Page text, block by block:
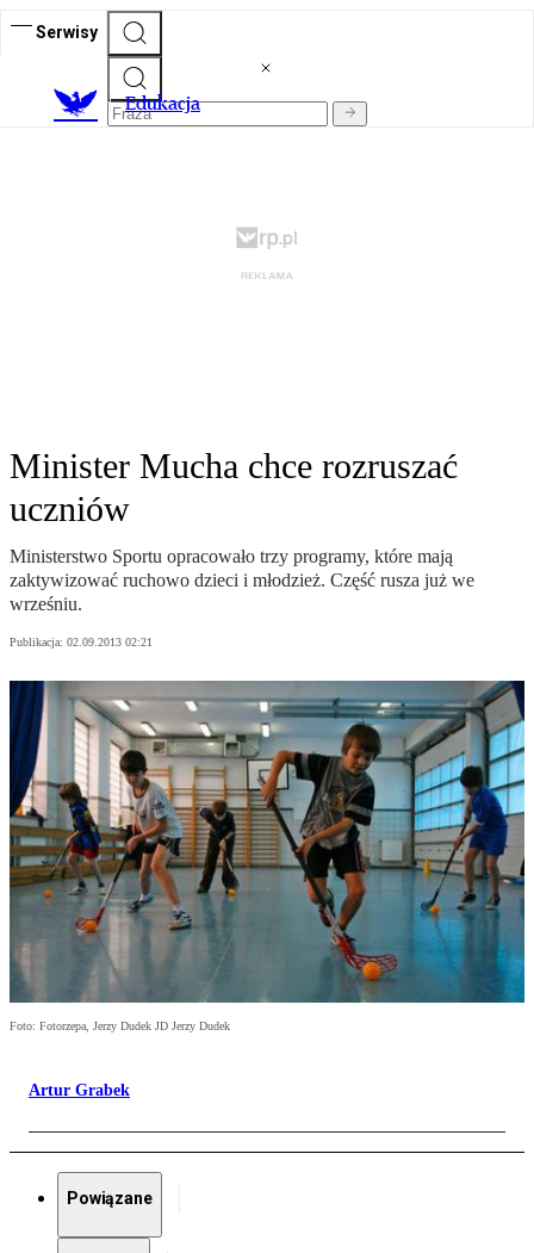
Serwisy
Edukacja
Minister Mucha chce rozruszać
uczniów
Ministerstwo Sportu opracowało trzy programy, które mają
zaktywizować ruchowo dzieci i młodzież. Część rusza już we
wrześniu.
Publikacja: 02.09.2013 02:21
Foto: Fotorzepa, Jerzy Dudek JD Jerzy Dudek
Artur Grabek
Powiązane